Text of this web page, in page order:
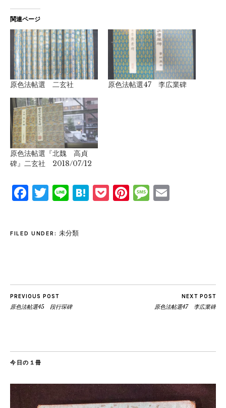
関連ページ
原色法帖選 二玄社 原色法帖選47 李広業碑
原色法帖選『北魏 高貞
碑』二玄社 2018/07/12
Facebook
Twitter
LineHatena
Pocket
Pinterest
Message
FILED UNDER: 未分類
PREVIOUS POST
原色法帖選45 段行琛碑
NEXT POST
原色法帖選47 李広業碑
今日の１冊